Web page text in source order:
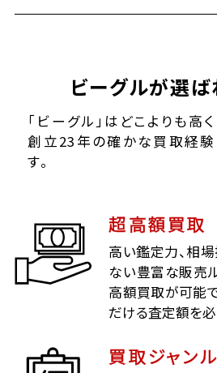
ビーグルが選
「ビーグル」はどこよりも高
創立23年の確かな買取経
す。
超高額買取
高い鑑定力、相
ない豊富な販売
高額買取が可能
だける査定額を必
買取ジャン